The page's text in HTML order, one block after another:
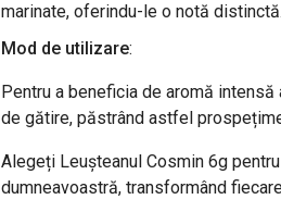
marinate, oferindu-le o notă distinctă.
Mod de utilizare:
Pentru a beneficia de aromă
de gătire, păstrând astfel
Alegeți Leușteanul Cosmin 6g
dumneavoastră, transformând